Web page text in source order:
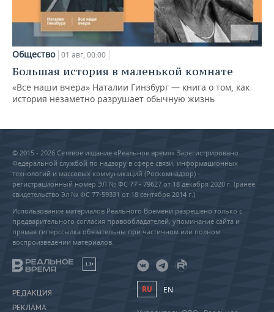
Общество 01 авг, 00:00
Большая история в маленькой комнате
«Все наши вчера» Наталии Гинзбург — книга о том, как
история незаметно разрушает обычную жизнь
© 2015 - 2026 Сетевое издание «Реальное время» Зарегистрировано
Федеральной службой по надзору в сфере связи, информационных
технологий и массовых коммуникаций (Роскомнадзор) –
регистрационный номер ЭЛ № ФС 77 - 79627 от 18 декабря 2020 г. (ранее
свидетельство Эл № ФС 77-59331 от 18 сентября 2014 г.)
Использование материалов Реального Времени разрешено только с
предварительного согласия правообладателей, упоминание сайта и
прямая гиперссылка обязательны при частичном или полном
воспроизведении материалов.
18+
РЕДАКЦИЯ
РЕКЛАМА
RU EN